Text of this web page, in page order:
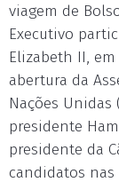
viagem de
Executivo
Elizabeth II,
abertura da
Nações Unidas
presidente
presidente da
candidatos